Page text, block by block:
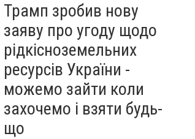
Трамп зробив нову
заяву про угоду щодо
рідкісноземельних
ресурсів України -
можемо зайти коли
захочемо і взяти будь-
що